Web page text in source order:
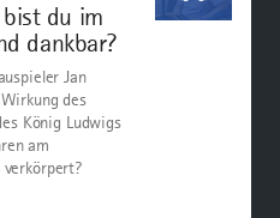
du im
dankbar?
Jan
des
König Ludwigs
am
verkörpert?